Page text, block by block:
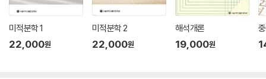
미적분학 1
22,000원
미적분학 2
22,000원
해석개론
19,000원